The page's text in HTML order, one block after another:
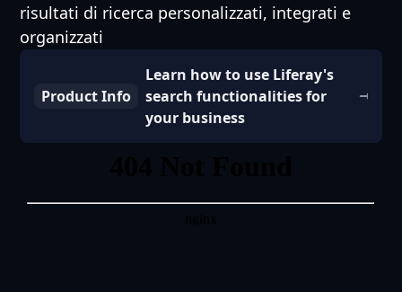
risultati di ricerca personalizzati, integrati e
organizzati
Product Info
Learn how to use Liferay's
search functionalities for
your business